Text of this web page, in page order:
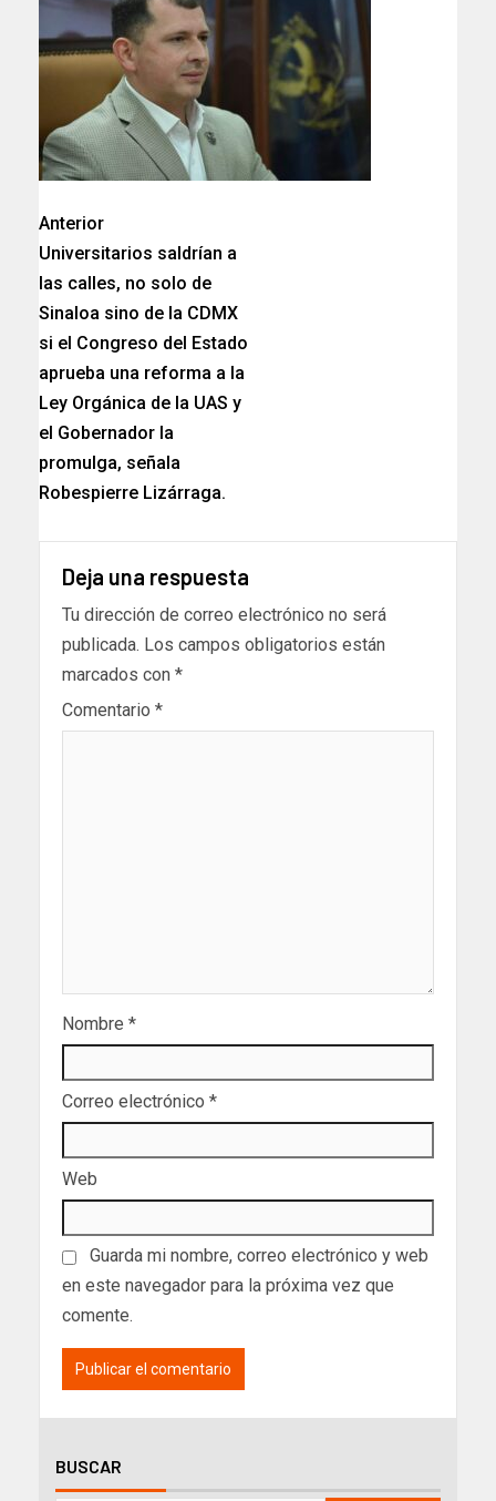
Anterior
Universitarios saldrían a
las calles, no solo de
Sinaloa sino de la CDMX
si el Congreso del Estado
aprueba una reforma a la
Ley Orgánica de la UAS y
el Gobernador la
promulga, señala
Robespierre Lizárraga.
Deja una respuesta
Tu dirección de correo electrónico no será
publicada. Los campos obligatorios están
marcados con *
Comentario *
Nombre *
Correo electrónico *
Web
Guarda mi nombre, correo electrónico y web
en este navegador para la próxima vez que
comente.
BUSCAR